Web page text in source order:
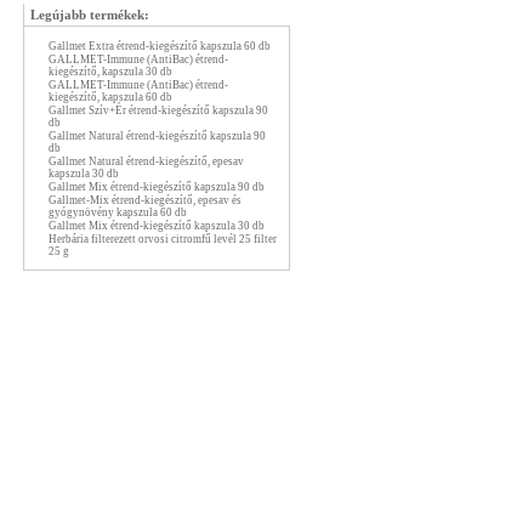
Legújabb termékek:
Gallmet Extra étrend-kiegészítő kapszula 60 db
GALLMET-Immune (AntiBac) étrend-
kiegészítő, kapszula 30 db
GALLMET-Immune (AntiBac) étrend-
kiegészítő, kapszula 60 db
Gallmet Szív+Ér étrend-kiegészítő kapszula 90
db
Gallmet Natural étrend-kiegészítő kapszula 90
db
Gallmet Natural étrend-kiegészítő, epesav
kapszula 30 db
Gallmet Mix étrend-kiegészítő kapszula 90 db
Gallmet-Mix étrend-kiegészítő, epesav és
gyógynövény kapszula 60 db
Gallmet Mix étrend-kiegészítő kapszula 30 db
Herbária filterezett orvosi citromfű levél 25 filter
25 g